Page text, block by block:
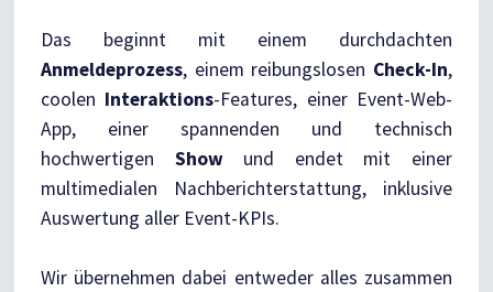
Das beginnt mit einem durchdachten
Anmeldeprozess, einem reibungslosen Check-In,
coolen Interaktions-Features, einer Event-Web-
App, einer spannenden und technisch
hochwertigen Showund endet mit einer
multimedialen Nachberichterstattung, inklusive
Auswertung aller Event-KPIs.
Wir übernehmen dabei entweder alles zusammen